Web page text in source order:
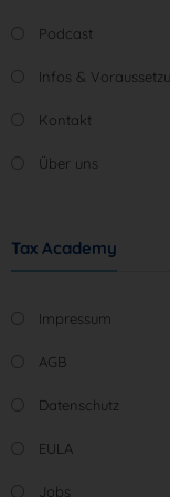
Podcast
Infos &
Kontakt
Über uns
Tax Academy
Impressum
AGB
Datenschutz
EULA
Jobs